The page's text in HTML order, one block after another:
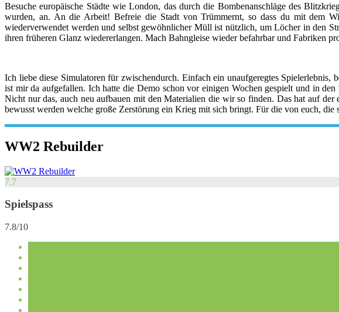
Besuche europäische Städte wie London, das durch die Bombenanschläge des
wurden, an. An die Arbeit! Befreie die Stadt von Trümmernt, so dass du mit dem
wiederverwendet werden und selbst gewöhnlicher Müll ist nützlich, um Löcher in den
ihren früheren Glanz wiedererlangen. Mach Bahngleise wieder befahrbar und Fabriken
Ich liebe diese Simulatoren für zwischendurch. Einfach ein unaufgeregtes
ist mir da aufgefallen. Ich hatte die Demo schon vor einigen Wochen gespielt und in
Nicht nur das, auch neu aufbauen mit den Materialien die wir so finden. Das hat auf
bewusst werden welche große Zerstörung ein Krieg mit sich bringt. Für die von euch,
WW2 Rebuilder
7.7
Spielspass
7.8/10